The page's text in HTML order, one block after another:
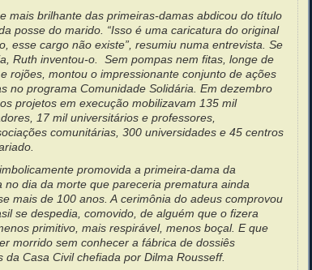
mais brilhante das primeiras-damas abdicou do título
posse do marido. “Isso é uma caricatura do original
esse cargo não existe”, resumiu numa entrevista. Se
Ruth inventou-o. Sem pompas nem fitas, longe de
rojões, montou o impressionante conjunto de ações
no programa Comunidade Solidária. Em dezembro
projetos em execução mobilizavam 135 mil
17 mil universitários e professores,
comunitárias, 300 universidades e 45 centros
promovida a primeira-dama da
no dia da morte que pareceria prematura ainda
mais de 100 anos. A cerimônia do adeus comprovou
se despedia, comovido, de alguém que o fizera
primitivo, mais respirável, menos boçal. E que
morrido sem conhecer a fábrica de dossiês
da Casa Civil chefiada por Dilma Rousseff.